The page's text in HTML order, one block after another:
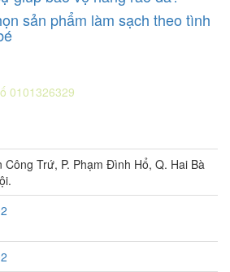
sản phẩm làm sạch theo tình
0101326329
Công Trứ, P. Phạm Đình Hổ, Q. Hai Bà